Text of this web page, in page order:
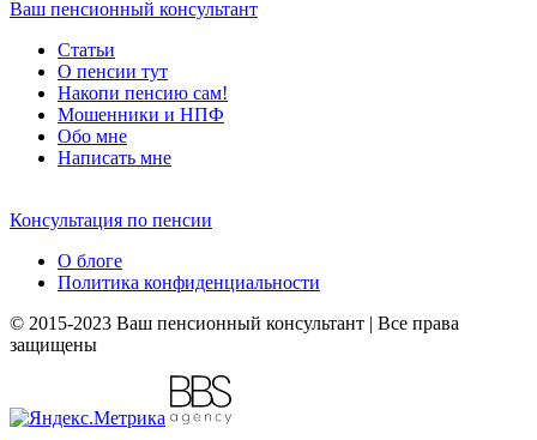
Ваш пенсионный консультант
Статьи
О пенсии тут
Накопи пенсию сам!
Мошенники и НПФ
Обо мне
Написать мне
Консультация по пенсии
О блоге
Политика конфиденциальности
© 2015-2023 Ваш пенсионный консультант | Все права
защищены